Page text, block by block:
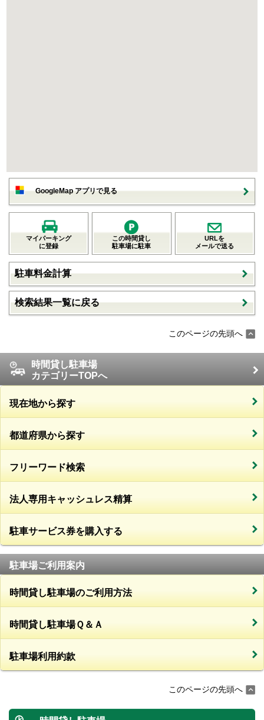
GoogleMap アプリで見る
マイパーキング
に登録
この時間貸し
駐車場に駐車
URLを
メールで送る
駐車料金計算
検索結果一覧に戻る
このページの先頭へ
時間貸し駐車場
カテゴリーTOPへ
現在地から探す
都道府県から探す
フリーワード検索
法人専用キャッシュレス精算
駐車サービス券を購入する
駐車場ご利用案内
時間貸し駐車場のご利用方法
時間貸し駐車場Ｑ＆Ａ
駐車場利用約款
このページの先頭へ